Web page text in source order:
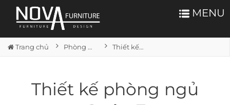
MENU
Trang chủ Phòng ngủ Thiết kế phòng ngủ Quận 7
Thiết kế phòng ngủ